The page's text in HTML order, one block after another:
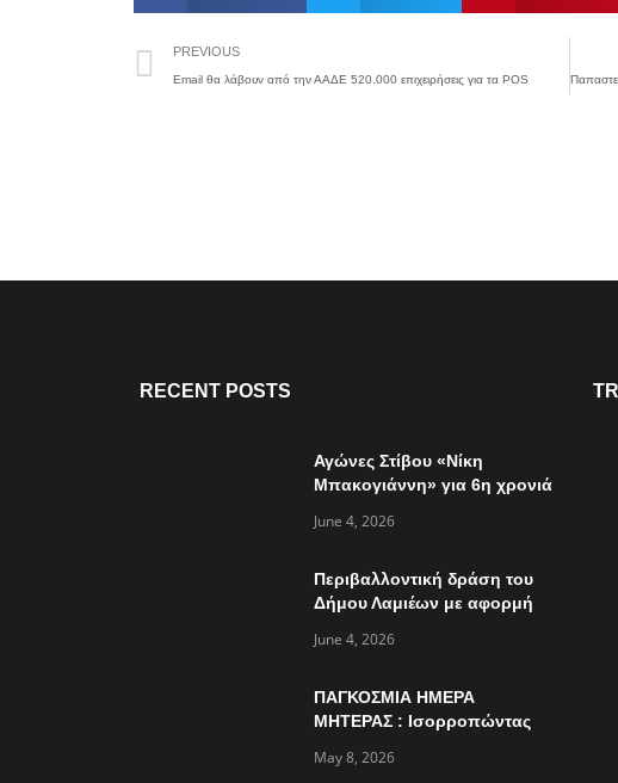
PREVIOUS
Email θα λάβουν από την ΑΑΔΕ 520.000 επιχειρήσεις για τα POS
RECENT POSTS
Αγώνες Στίβου «Νίκη
Μπακογιάννη» για 6η χρονιά
June 4, 2026
Περιβαλλοντική δράση του
Δήμου Λαμιέων με αφορμή
περιβάλλοντος
June 4, 2026
ΠΑΓΚΟΣΜΙΑ ΗΜΕΡΑ
ΜΗΤΕΡΑΣ : Ισορροπώντας
May 8, 2026